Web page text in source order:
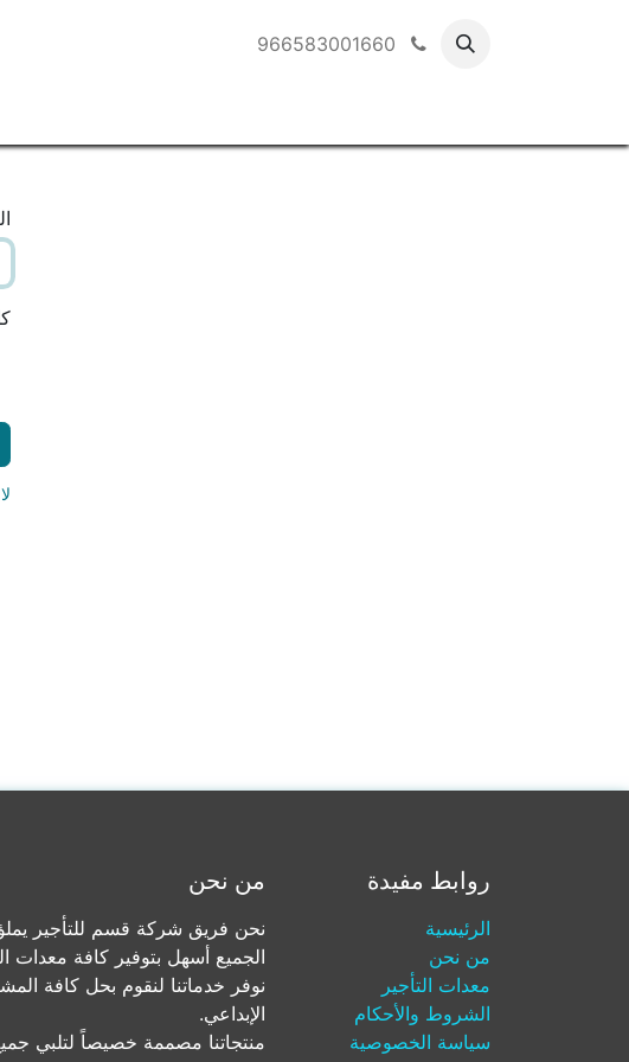
روابط مفيدة
الرئيسية
من نحن
معدات التأجير
الشروط والأحكام
سياسة الخصوصية
من نحن
نحن فريق شركة قسم للتأجير
الجميع أسهل بتوفير كافة
نوفر خدماتنا لنقوم بحل كافة
الإبداعي.
منتجاتنا مصممة خصيصاً لتلبي